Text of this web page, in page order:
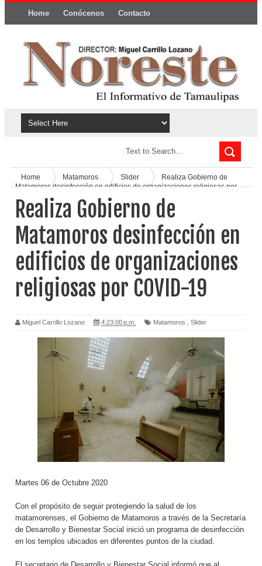
Home Conócenos Contacto
Home Matamoros Slider
Realiza Gobierno de
Matamoros desinfección en edificios de organizaciones religiosas por
Realiza Gobierno de
Matamoros desinfección en
edificios de organizaciones
religiosas por COVID-19
Miguel Carrillo Lozano 4:23:00 p.m. Matamoros Slider
Martes 06 de Octubre 2020
Con el propósito de seguir protegiendo la salud de los
matamorenses, el Gobierno de Matamoros a través de la Secretaría
de Desarrollo y Bienestar Social inició un programa de desinfección
en los templos ubicados en diferentes puntos de la ciudad.